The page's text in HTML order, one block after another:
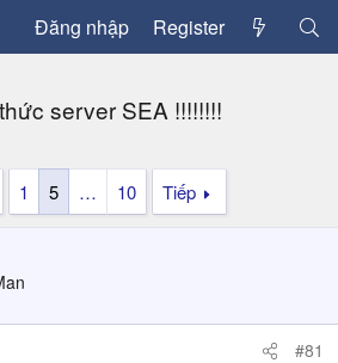
Đăng nhập Register
server SEA !!!!!!!!
1 5 … 10 Tiếp
#81